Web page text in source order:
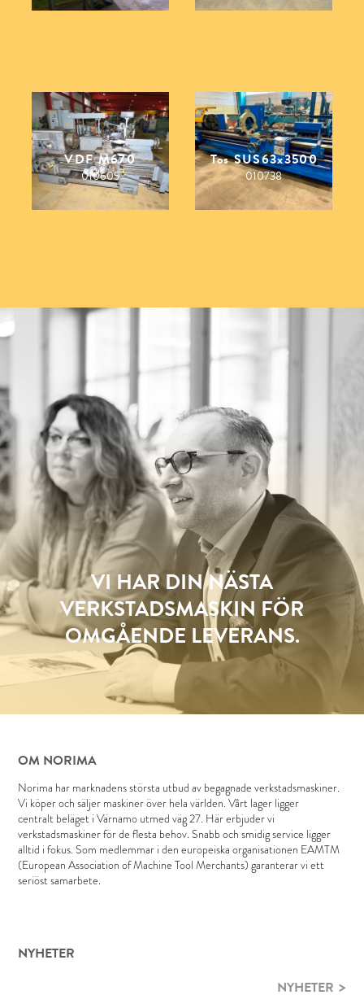
VDF M670
010605
Tos SUS63x3500
010738
VI HAR DIN NÄSTA
VERKSTADSMASKIN FÖR
OMGÅENDE LEVERANS.
OM NORIMA
Norima har marknadens största utbud av begagnade verkstadsmaskiner.
Vi köper och säljer maskiner över hela världen. Vårt lager ligger
centralt beläget i Värnamo utmed väg 27. Här erbjuder vi
verkstadsmaskiner för de flesta behov. Snabb och smidig service ligger
alltid i fokus. Som medlemmar i den europeiska organisationen EAMTM
(European Association of Machine Tool Merchants) garanterar vi ett
seriöst samarbete.
NYHETER
NYHETER